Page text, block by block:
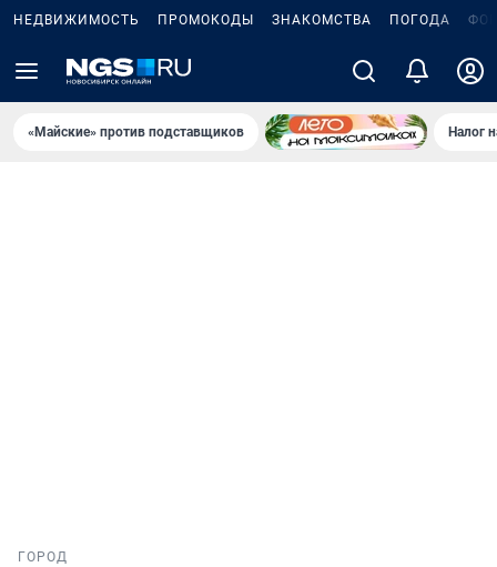
НЕДВИЖИМОСТЬ ПРОМОКОДЫ ЗНАКОМСТВА ПОГОДА
«Майские» против подставщиков Налог
ГОРОД